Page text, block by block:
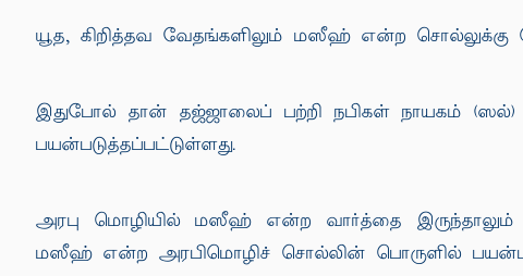
யூத, கிறித்தவ வேதங்களிலும் மஸீஹ் என்ற சொல்லுக்கு
இதுபோல் தான் தஜ்ஜாலைப் பற்றி நபிகள் நாயகம் (ஸல்)
பயன்படுத்தப்பட்டுள்ளது.
அரபு மொழியில் மஸீஹ் என்ற வார்த்தை இருந்தாலும்
மஸீஹ் என்ற அரபிமொழிச் சொல்லின் பொருளில்